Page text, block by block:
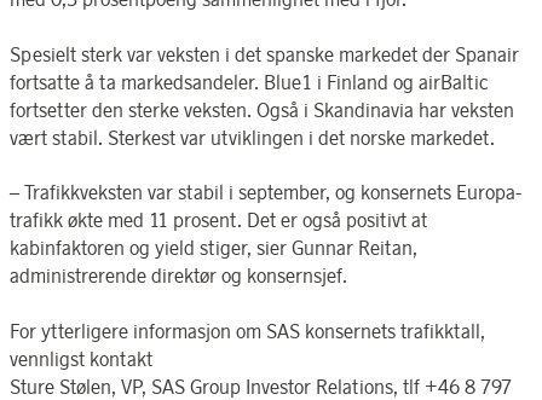
Spesielt sterk var veksten i det spanske markedet der Spanair
fortsatte å ta markedsandeler. Blue1 i Finland og airBaltic
fortsetter den sterke veksten. Også i Skandinavia har veksten
vært stabil. Sterkest var utviklingen i det norske markedet.
– Trafikkveksten var stabil i september, og konsernets Europa-
trafikk økte med 11 prosent. Det er også positivt at
kabinfaktoren og yield stiger, sier Gunnar Reitan,
administrerende direktør og konsernsjef.
For ytterligere informasjon om SAS konsernets trafikktall,
vennligst kontakt
Sture Stølen, VP, SAS Group Investor Relations, tlf +46 8 797